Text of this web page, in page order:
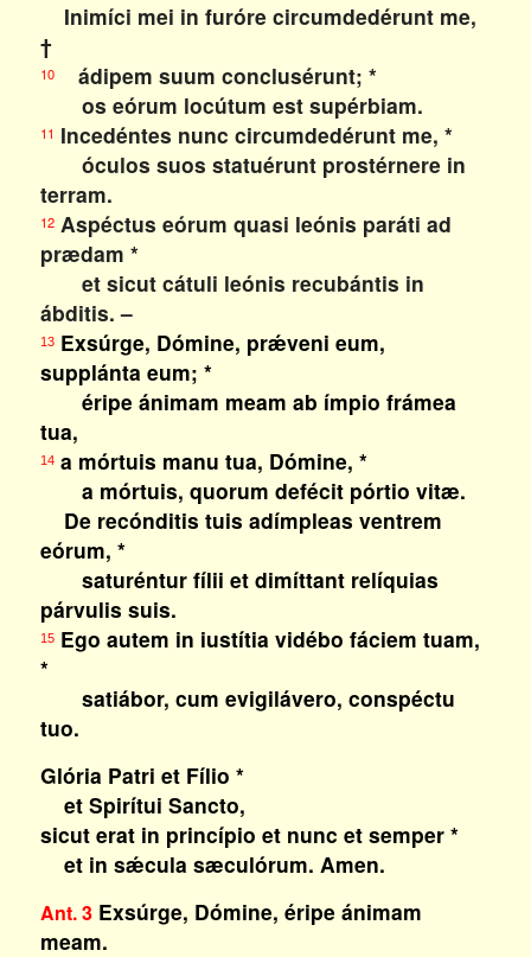
Inimíci mei in furóre circumdedérunt me,
†
10ádipem suum conclusérunt; *
os eórum locútum est supérbiam.
11 Incedéntes nunc circumdedérunt me, *
óculos suos statuérunt prostérnere in
terram.
12Aspéctus eórum quasi leónis paráti ad
prædam *
et sicut cátuli leónis recubántis in
ábditis. –
13Exsúrge, Dómine, prǽveni eum,
supplánta eum; *
éripe ánimam meam ab ímpio frámea
tua,
14a mórtuis manu tua, Dómine, *
a mórtuis, quorum defécit pórtio vitæ.
De recónditis tuis adímpleas ventrem
eórum, *
saturéntur fílii et dimíttant relíquias
párvulis suis.
15Ego autem in iustítia vidébo fáciem tuam,
*
satiábor, cum evigilávero, conspéctu
tuo.
Glória Patri et Fílio *
et Spirítui Sancto,
sicut erat in princípio et nunc et semper *
et in sǽcula sæculórum. Amen.
Ant. 3Exsúrge, Dómine, éripe ánimam
meam.